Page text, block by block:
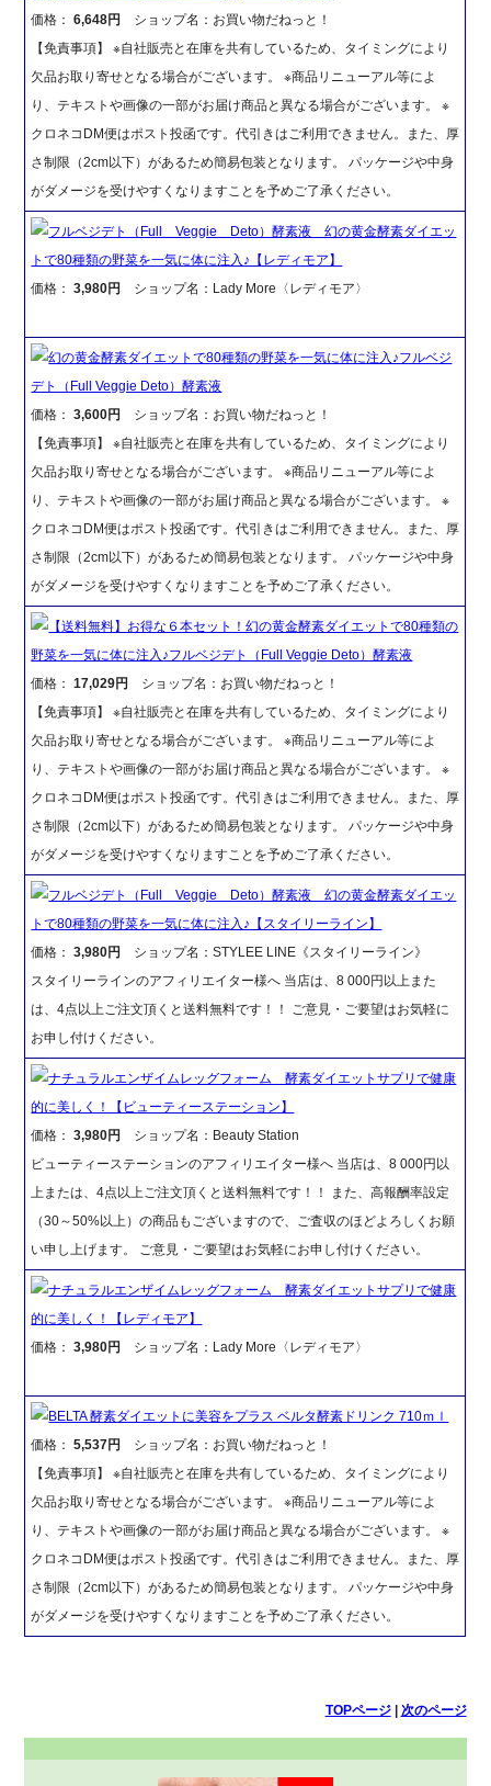
価格：6,648円
ショップ名：お買い物だねっと！
【免責事項】 ※自社販売と在庫を共有しているため、タイミングにより
欠品お取り寄せとなる場合がございます。 ※商品リニューアル等によ
り、テキストや画像の一部がお届け商品と異なる場合がございます。 ※
クロネコDM便はポスト投函です。代引きはご利用できません。また、厚
さ制限（2cm以下）があるため簡易包装となります。 パッケージや中身
がダメージを受けやすくなりますことを予めご了承ください。
フルベジデト（Full Veggie Deto）酵素液 幻の黄金酵素ダイエッ
トで80種類の野菜を一気に体に注入♪【レディモア】
価格：3,980円 ショップ名：Lady More〈レディモア〉
幻の黄金酵素ダイエットで80種類の野菜を一気に体に注入♪フルベジ
デト（Full Veggie Deto）酵素液
価格：3,600円
ショップ名：お買い物だねっと！
【免責事項】 ※自社販売と在庫を共有しているため、タイミングにより
欠品お取り寄せとなる場合がございます。 ※商品リニューアル等によ
り、テキストや画像の一部がお届け商品と異なる場合がございます。 ※
クロネコDM便はポスト投函です。代引きはご利用できません。また、厚
さ制限（2cm以下）があるため簡易包装となります。 パッケージや中身
がダメージを受けやすくなりますことを予めご了承ください。
【送料無料】お得な６本セット！幻の黄金酵素ダイエットで80種類の
野菜を一気に体に注入♪フルベジデト（Full Veggie Deto）酵素液
価格：17,029円
ショップ名：お買い物だねっと！
【免責事項】 ※自社販売と在庫を共有しているため、タイミングにより
欠品お取り寄せとなる場合がございます。 ※商品リニューアル等によ
り、テキストや画像の一部がお届け商品と異なる場合がございます。 ※
クロネコDM便はポスト投函です。代引きはご利用できません。また、厚
さ制限（2cm以下）があるため簡易包装となります。 パッケージや中身
がダメージを受けやすくなりますことを予めご了承ください。
フルベジデト（Full Veggie Deto）酵素液 幻の黄金酵素ダイエッ
トで80種類の野菜を一気に体に注入♪【スタイリーライン】
価格：3,980円
ショップ名：STYLEE LINE《スタイリーライン》
スタイリーラインのアフィリエイター様へ 当店は、8 000円以上また
は、4点以上ご注文頂くと送料無料です！！ ご意見・ご要望はお気軽に
お申し付けください。
ナチュラルエンザイムレッグフォーム 酵素ダイエットサプリで健康
的に美しく！【ビューティーステーション】
価格：3,980円
ショップ名：Beauty Station
ビューティーステーションのアフィリエイター様へ 当店は、8 000円以
上または、4点以上ご注文頂くと送料無料です！！ また、高報酬率設定
（30～50%以上）の商品もございますので、ご査収のほどよろしくお願
い申し上げます。 ご意見・ご要望はお気軽にお申し付けください。
ナチュラルエンザイムレッグフォーム 酵素ダイエットサプリで健康
的に美しく！【レディモア】
価格：3,980円 ショップ名：Lady More〈レディモア〉
BELTA 酵素ダイエットに美容をプラス ベルタ酵素ドリンク 710ｍｌ
価格：5,537円
ショップ名：お買い物だねっと！
【免責事項】 ※自社販売と在庫を共有しているため、タイミングにより
欠品お取り寄せとなる場合がございます。 ※商品リニューアル等によ
り、テキストや画像の一部がお届け商品と異なる場合がございます。 ※
クロネコDM便はポスト投函です。代引きはご利用できません。また、厚
さ制限（2cm以下）があるため簡易包装となります。 パッケージや中身
がダメージを受けやすくなりますことを予めご了承ください。
TOPページ| 次のページ